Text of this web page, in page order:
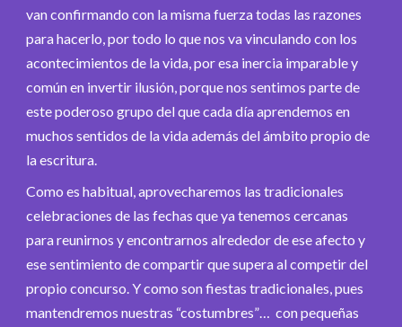
van confirmando con la misma fuerza todas las razones
para hacerlo, por todo lo que nos va vinculando con los
acontecimientos de la vida, por esa inercia imparable y
común en invertir ilusión, porque nos sentimos parte de
este poderoso grupo del que cada día aprendemos en
muchos sentidos de la vida además del ámbito propio de
la escritura.
Como es habitual, aprovecharemos las tradicionales
celebraciones de las fechas que ya tenemos cercanas
para reunirnos y encontrarnos alrededor de ese afecto y
ese sentimiento de compartir que supera al competir del
propio concurso. Y como son fiestas tradicionales, pues
mantendremos nuestras “costumbres”… con pequeñas